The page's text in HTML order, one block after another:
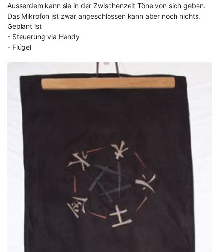
Ausserdem kann sie in der Zwischenzeit Töne von sich geben.
Das Mikrofon ist zwar angeschlossen kann aber noch nichts.
Geplant ist
- Steuerung via Handy
- Flügel